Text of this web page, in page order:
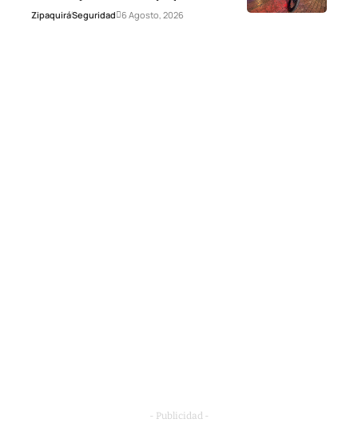
ZipaquiráSeguridad 6 Agosto, 2026
- Publicidad -